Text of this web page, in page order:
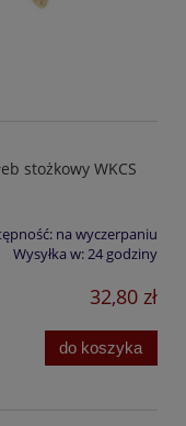
stożkowy WKCS
na wyczerpaniu
Wysyłka w:24 godziny
32,80 zł
do koszyka